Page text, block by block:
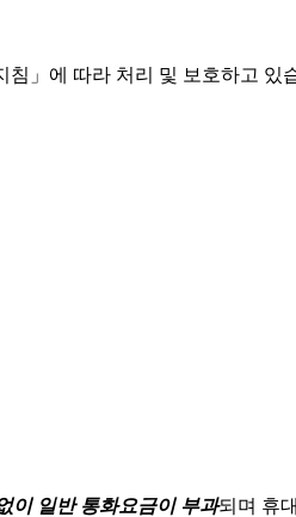
」에 따라 처리 및 보호하고 있
이 일반 통화요금이 부과되며 휴